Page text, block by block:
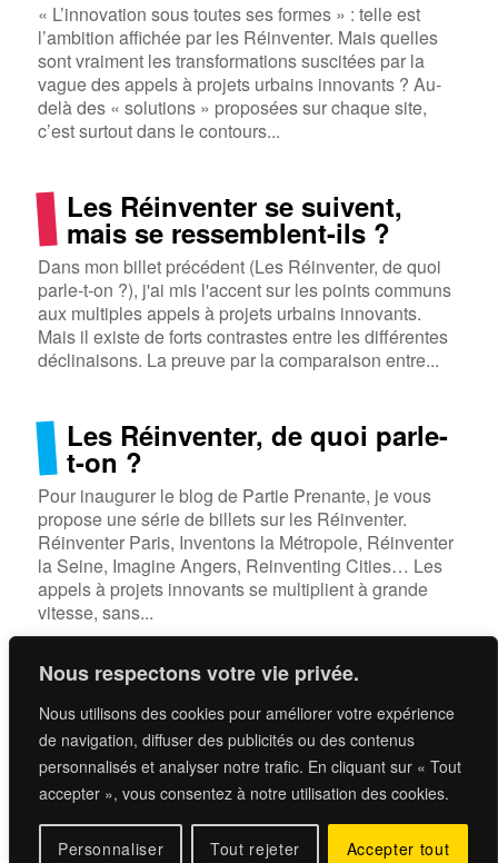
Nous respectons votre vie privée.
Nous utilisons des cookies pour améliorer votre expérience
de navigation, diffuser des publicités ou des contenus
personnalisés et analyser notre trafic. En cliquant sur « Tout
accepter », vous consentez à notre utilisation des cookies.
Personnaliser Tout rejeter Accepter tout
« L’innovation sous toutes ses formes » : telle est
l’ambition affichée par les Réinventer. Mais quelles
sont vraiment les transformations suscitées par la
vague des appels à projets urbains innovants ? Au-
delà des « solutions » proposées sur chaque site,
c’est surtout dans le contours...
Les Réinventer se suivent,
mais se ressemblent-ils ?
Dans mon billet précédent (Les Réinventer, de quoi
parle-t-on ?), j'ai mis l'accent sur les points communs
aux multiples appels à projets urbains innovants.
Mais il existe de forts contrastes entre les différentes
déclinaisons. La preuve par la comparaison entre...
Les Réinventer, de quoi parle-
t-on ?
Pour inaugurer le blog de Partie Prenante, je vous
propose une série de billets sur les Réinventer.
Réinventer Paris, Inventons la Métropole, Réinventer
la Seine, Imagine Angers, Reinventing Cities… Les
appels à projets innovants se multiplient à grande
vitesse, sans...
Si vous voulez savoir ce qu’on fait,
c’est ici.
Si vous voulez poursuivre la discussion,
contactez-nous.